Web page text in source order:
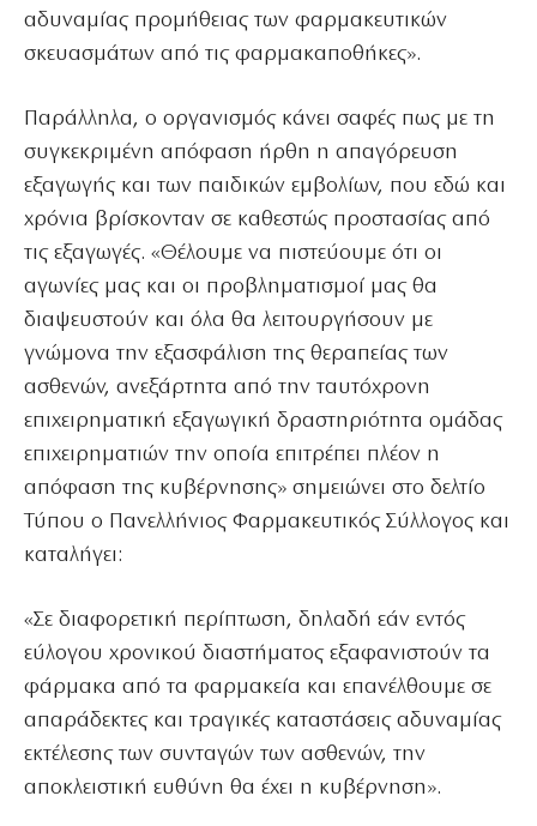
αδυναμίας προμήθειας των φαρμακευτικών
σκευασμάτων από τις φαρμακαποθήκες».
Παράλληλα, ο οργανισμός κάνει σαφές πως με τη
συγκεκριμένη απόφαση ήρθη η απαγόρευση
εξαγωγής και των παιδικών εμβολίων, που εδώ και
χρόνια βρίσκονταν σε καθεστώς προστασίας από
τις εξαγωγές. «Θέλουμε να πιστεύουμε ότι οι
αγωνίες μας και οι προβληματισμοί μας θα
διαψευστούν και όλα θα λειτουργήσουν με
γνώμονα την εξασφάλιση της θεραπείας των
ασθενών, ανεξάρτητα από την ταυτόχρονη
επιχειρηματική εξαγωγική δραστηριότητα ομάδας
επιχειρηματιών την οποία επιτρέπει πλέον η
απόφαση της κυβέρνησης» σημειώνει στο δελτίο
Τύπου ο Πανελλήνιος Φαρμακευτικός Σύλλογος και
καταλήγει:
«Σε διαφορετική περίπτωση, δηλαδή εάν εντός
εύλογου χρονικού διαστήματος εξαφανιστούν τα
φάρμακα από τα φαρμακεία και επανέλθουμε σε
απαράδεκτες και τραγικές καταστάσεις αδυναμίας
εκτέλεσης των συνταγών των ασθενών, την
αποκλειστική ευθύνη θα έχει η κυβέρνηση».